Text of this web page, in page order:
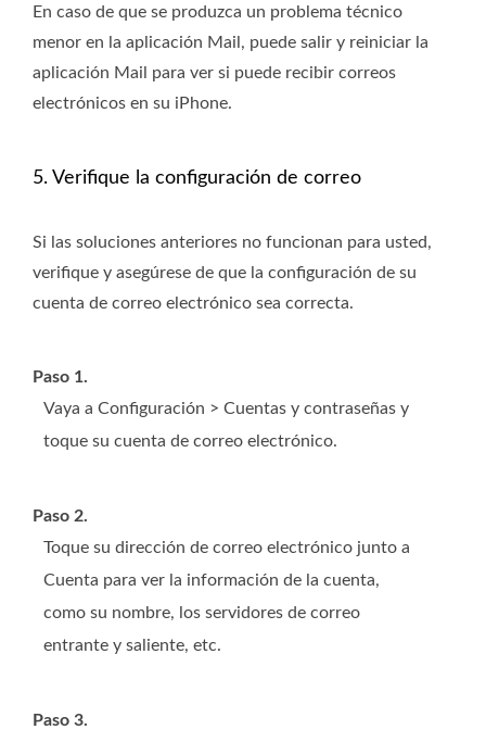
En caso de que se produzca un problema técnico
menor en la aplicación Mail, puede salir y reiniciar la
aplicación Mail para ver si puede recibir correos
electrónicos en su iPhone.
5. Verifique la configuración de correo
Si las soluciones anteriores no funcionan para usted,
verifique y asegúrese de que la configuración de su
cuenta de correo electrónico sea correcta.
Paso 1.
Vaya a Configuración > Cuentas y contraseñas y
toque su cuenta de correo electrónico.
Paso 2.
Toque su dirección de correo electrónico junto a
Cuenta para ver la información de la cuenta,
como su nombre, los servidores de correo
entrante y saliente, etc.
Paso 3.